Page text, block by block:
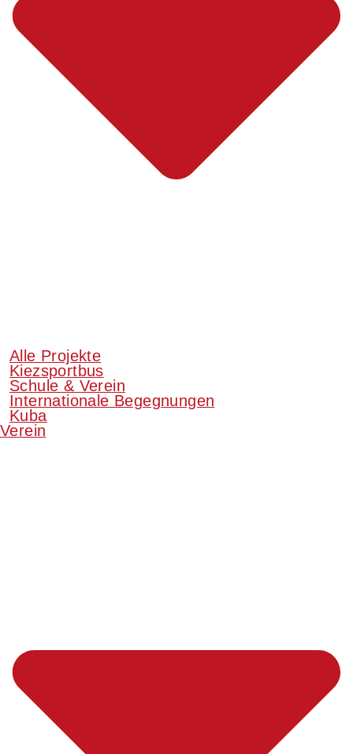
Alle Projekte
Kiezsportbus
Schule & Verein
Internationale Begegnungen
Kuba
Verein